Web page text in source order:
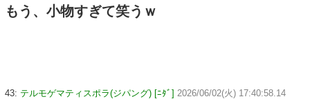
もう、小物すぎて笑うｗ
43: テルモゲマティスポラ(ジパング) [ﾆﾀﾞ] 2026/06/02(火) 17:40:58.14